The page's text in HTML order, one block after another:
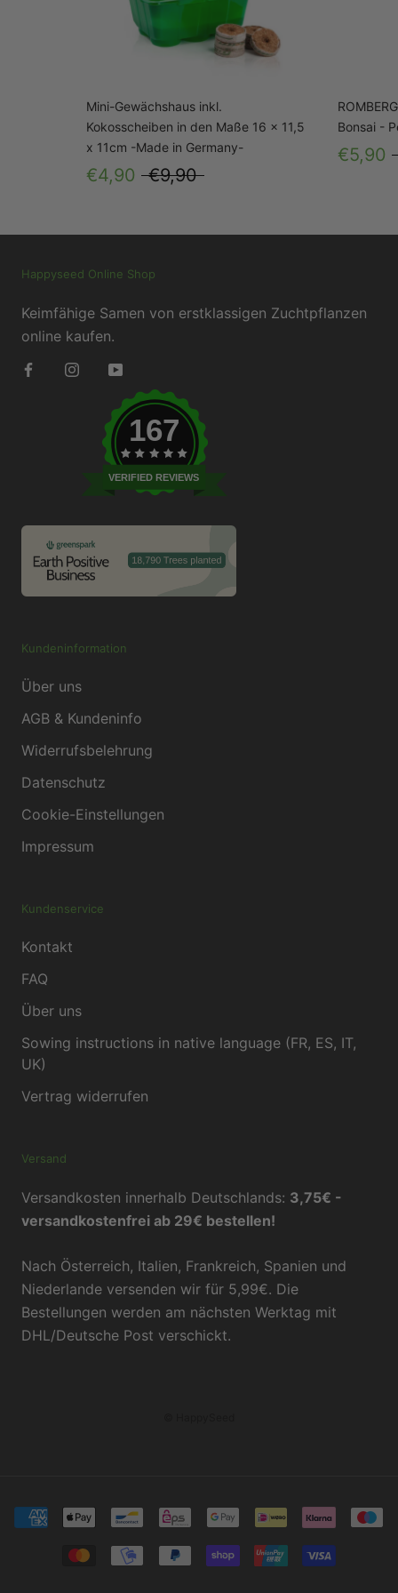
Mini-Gewächshaus inkl.
Kokosscheiben in den Maße 16 x 11,5
x 11cm -Made in Germany-
€4,90 €9,90
Bonsai -
€5,90
Happyseed Online Shop
Keimfähige Samen von erstklassigen Zuchtpflanzen
online kaufen.
167
VERIFIED REVIEWS
Kundeninformation
Über uns
AGB & Kundeninfo
Widerrufsbelehrung
Datenschutz
Cookie-Einstellungen
Impressum
Kundenservice
Kontakt
FAQ
Über uns
Sowing instructions in native language (FR, ES, IT,
UK)
Vertrag widerrufen
Versand
Versandkosten innerhalb Deutschlands: 3,75€ -
versandkostenfrei ab 29€ bestellen!
Nach Österreich, Italien, Frankreich, Spanien und
Niederlande versenden wir für 5,99€. Die
Bestellungen werden am nächsten Werktag mit
DHL/Deutsche Post verschickt.